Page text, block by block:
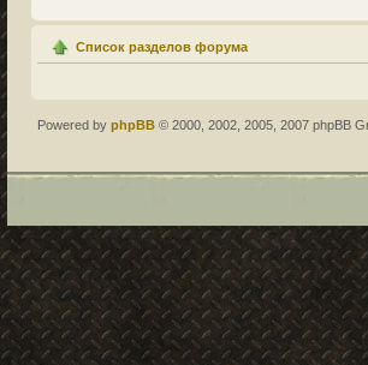
Список разделов форума
Powered by phpBB © 2000, 2002, 2005, 2007 phpBB